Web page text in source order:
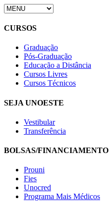
CURSOS
Graduação
Pós-Graduação
Educação a Distância
Cursos Livres
Cursos Técnicos
SEJA UNOESTE
Vestibular
Transferência
BOLSAS/FINANCIAMENTO
Prouni
Fies
Unocred
Programa Mais Médicos